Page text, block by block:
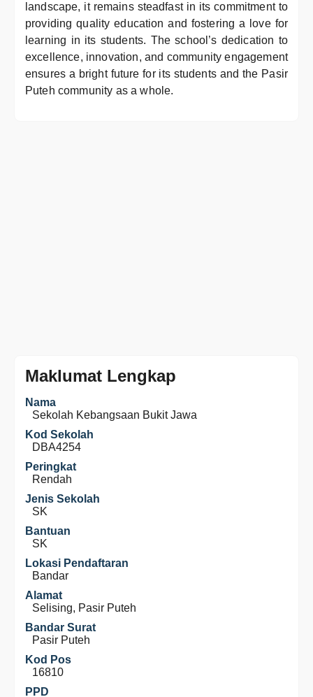
landscape, it remains steadfast in its commitment to
providing quality education and fostering a love for
learning in its students. The school’s dedication to
excellence, innovation, and community engagement
ensures a bright future for its students and the Pasir
Puteh community as a whole.
Maklumat Lengkap
Nama
Sekolah Kebangsaan Bukit Jawa
Kod Sekolah
DBA4254
Peringkat
Rendah
Jenis Sekolah
SK
Bantuan
SK
Lokasi Pendaftaran
Bandar
Alamat
Selising, Pasir Puteh
Bandar Surat
Pasir Puteh
Kod Pos
16810
PPD